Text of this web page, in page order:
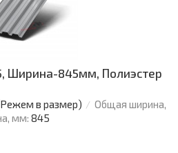
Ширина-845мм, Полиэстер
в размер)
Общая ширина,
мм: 845